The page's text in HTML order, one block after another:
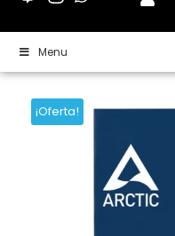
Menu
¡Oferta!